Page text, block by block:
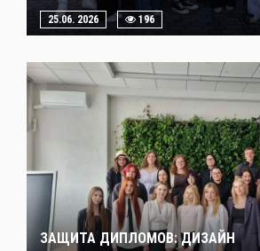
25.06. 2026 196
ЗАЩИТА ДИПЛОМОВ: ДИЗАЙН